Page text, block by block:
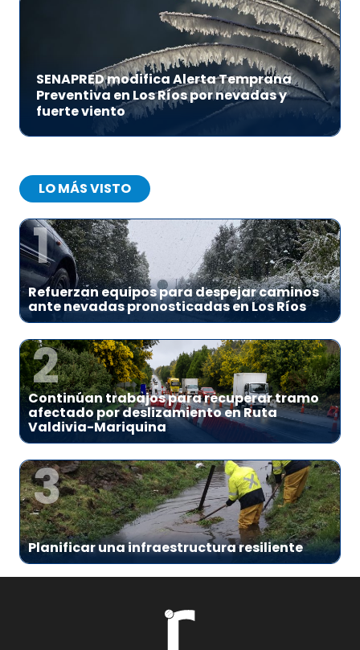
SENAPRED modifica Alerta Temprana
Preventiva en Los Ríos por nevadas y
fuerte viento
LO MÁS VISTO
1
Refuerzan equipos para despejar caminos
ante nevadas pronosticadas en Los Ríos
2
Continúan trabajos para recuperar tramo
afectado por deslizamiento en Ruta
Valdivia-Mariquina
3
Planificar una infraestructura resiliente